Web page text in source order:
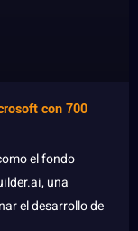
con 700
el fondo
una
el desarrollo de